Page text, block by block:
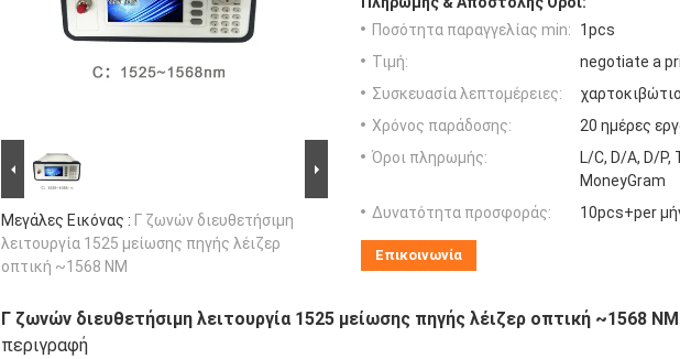
Μεγάλες Εικόνας : Γ ζωνών διευθετήσιμη
λειτουργία 1525 μείωσης πηγής λέιζερ
οπτική ~1568 NM
Ποσότητα παραγγελίας min:
1pcs
Τιμή:
negotiate a
Συσκευασία λεπτομέρειες:
χαρτοκιβώτιο
Χρόνος παράδοσης:
20 ημέρες
Όροι πληρωμής:
L/C, D/A, D/
MoneyGram
Δυνατότητα προσφοράς:
10pcs+per
Επικοινωνία
Γ ζωνών διευθετήσιμη λειτουργία 1525 μείωσης πηγής λέιζερ οπτική ~1568 NM
περιγραφή